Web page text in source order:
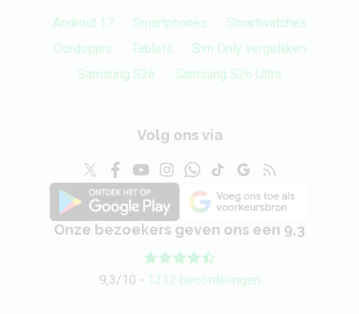
Android 17 Smartphones
Smartwatches
Oordopjes
Tablets
Sim Only vergelijken
Samsung S26
Samsung S26 Ultra
Volg ons via
Onze bezoekers geven ons een 9,3
9,3/10 - 1312 beoordelingen